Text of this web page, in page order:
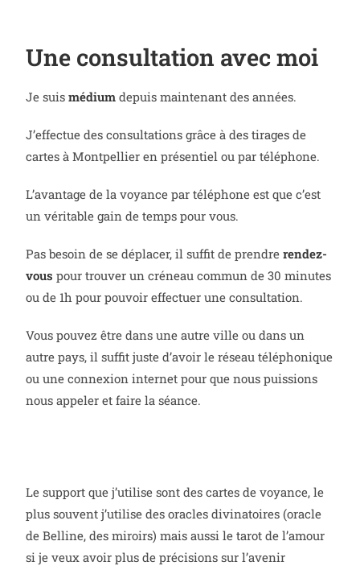
Une consultation avec moi
Je suismédium depuis maintenant des années.
J’effectue des consultations grâce à des tirages de
cartes à Montpellier en présentiel ou par téléphone.
L’avantage de la voyance par téléphone est que c’est
un véritable gain de temps pour vous.
Pas besoin de se déplacer, il suffit de prendrerendez-
vous pour trouver un créneau commun de 30 minutes
ou de 1h pour pouvoir effectuer une consultation.
Vous pouvez être dans une autre ville ou dans un
autre pays, il suffit juste d’avoir le réseau téléphonique
ou une connexion internet pour que nous puissions
nous appeler et faire la séance.
Le support que j’utilise sont des cartes de voyance, le
plus souvent j’utilise des oracles divinatoires (oracle
de Belline, des miroirs) mais aussi le tarot de l’amour
si je veux avoir plus de précisions sur l’avenir